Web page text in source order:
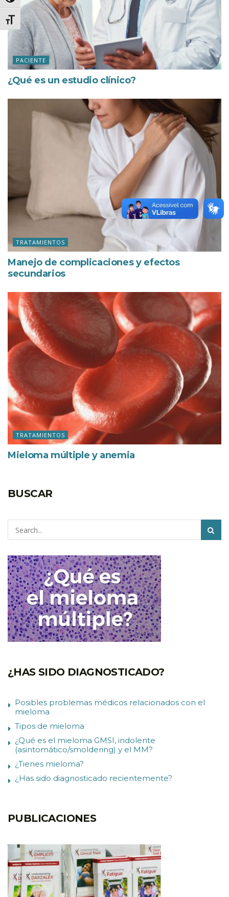
Alternar tamanho da fonte
PACIENTE
¿Qué es un estudio clínico?
TRATAMIENTOS
Manejo de complicaciones y efectos
secundarios
TRATAMIENTOS
Mieloma múltiple y anemia
BUSCAR
Pesquisar
¿HAS SIDO DIAGNOSTICADO?
Posibles problemas médicos relacionados con el
mieloma
Tipos de mieloma
¿Qué es el mieloma GMSI, indolente
(asintomático/smoldering) y el MM?
¿Tienes mieloma?
¿Has sido diagnosticado recientemente?
PUBLICACIONES